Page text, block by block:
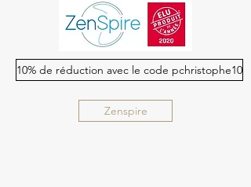
10% de réduction avec le code pchristophe10
Zenspire